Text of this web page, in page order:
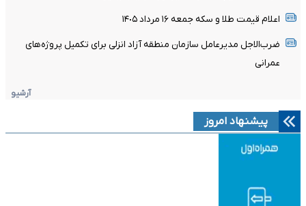
اعلام قیمت طلا و سکه جمعه ١۶ مرداد ١۴٠۵
ضرب‌الاجل مدیرعامل سازمان منطقه آزاد انزلی برای تکمیل پروژه‌های
عمرانی
آرشیو
پیشنهاد امروز